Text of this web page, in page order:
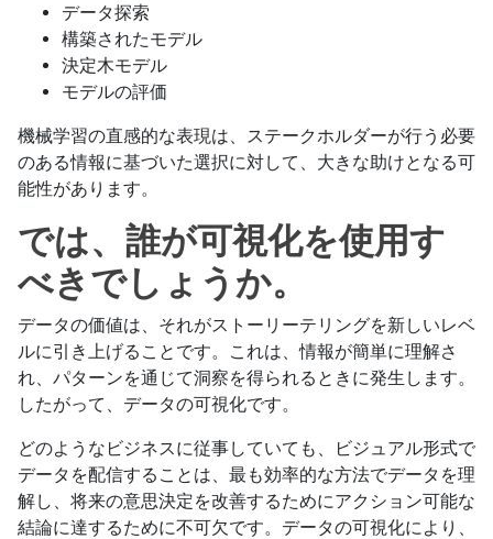
データ探索
構築されたモデル
決定木モデル
モデルの評価
機械学習の直感的な表現は、ステークホルダーが行う必要
のある情報に基づいた選択に対して、大きな助けとなる可
能性があります。
では、誰が可視化を使用す
べきでしょうか。
データの価値は、それがストーリーテリングを新しいレベ
ルに引き上げることです。これは、情報が簡単に理解さ
れ、パターンを通じて洞察を得られるときに発生します。
したがって、データの可視化です。
どのようなビジネスに従事していても、ビジュアル形式で
データを配信することは、最も効率的な方法でデータを理
解し、将来の意思決定を改善するためにアクション可能な
結論に達するために不可欠です。データの可視化により、